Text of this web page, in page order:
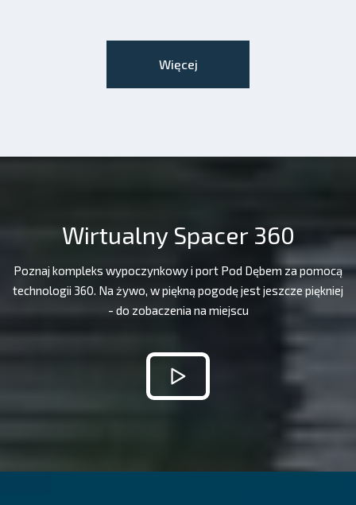
Więcej
Wirtualny Spacer 360
Poznaj kompleks wypoczynkowy i port Pod Dębem za pomocą
technologii 360. Na żywo, w piękną pogodę jest jeszcze piękniej
- do zobaczenia na miejscu